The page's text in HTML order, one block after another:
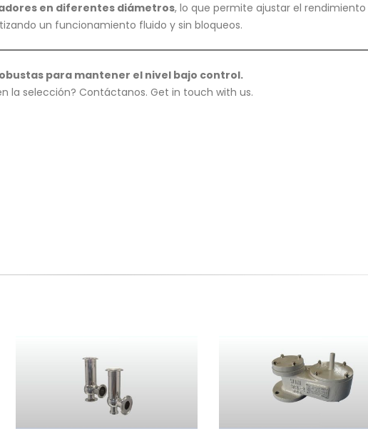
en diferentes diámetros, lo que permite ajustar el rendimiento
un funcionamiento fluido y sin bloqueos.
robustas para mantener el nivel bajo control.
la selección? Contáctanos. Get in touch with us.